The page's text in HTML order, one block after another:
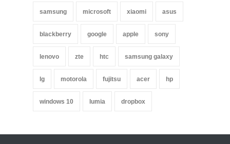
samsung microsoft xiaomi asus
blackberry google apple sony
lenovo zte htc samsung galaxy
lg motorola fujitsu acer hp
windows 10 lumia dropbox